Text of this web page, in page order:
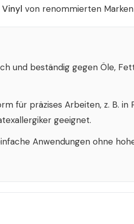
Vinyl von renommierten
und beständig gegen Öle,
für präzises Arbeiten, z. B. in
geeignet.
Anwendungen ohne